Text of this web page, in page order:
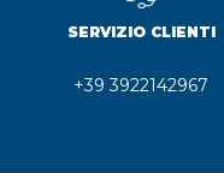
SERVIZIO CLIENTI
+39 3922142967